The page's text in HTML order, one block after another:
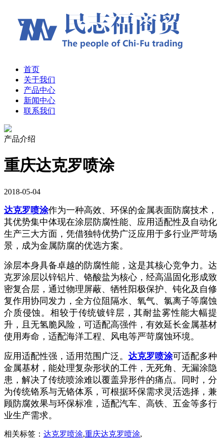
首页
关于我们
产品中心
新闻中心
联系我们
产品介绍
重庆达克罗喷涂
2018-05-04
达克罗喷涂作为一种高效、环保的金属表面防腐技术，
其优势集中体现在涂层防腐性能、应用适配性及自动化
生产三大方面，凭借独特优势广泛应用于多行业严苛场
景，成为金属防腐的优选方案。
涂层本身具备卓越的防腐性能，这是其核心竞争力。达
克罗涂层以锌铝片、铬酸盐为核心，经高温固化形成致
密复合层，通过物理屏蔽、牺牲阳极保护、钝化及自修
复作用协同发力，全方位阻隔水、氧气、氯离子等腐蚀
介质侵蚀。相较于传统镀锌层，其耐盐雾性能大幅提
升，且无氢脆风险，可适配高强件，有效延长金属基材
使用寿命，适配海洋工程、风电等严苛腐蚀环境。
应用适配性强，适用范围广泛。 达克罗喷涂可适配多种
金属基材，能处理复杂形状的工件，无死角、无漏涂隐
患，解决了传统喷涂难以覆盖异形件的痛点。同时，分
为传统铬系与无铬体系，可根据环保需求灵活选择，兼
顾防腐效果与环保标准，适配汽车、高铁、五金等多行
业生产需求。
相关标签： 达克罗喷涂,重庆达克罗喷涂,